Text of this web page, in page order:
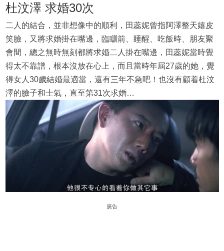
杜汶澤 求婚30次
二人的結合，並非想像中的順利，田蕊妮曾指阿澤整天嬉皮
笑臉，又將求婚掛在嘴邊，臨瞓前、睡醒、吃飯時、朋友聚
會間，總之無時無刻都將求婚二人掛在嘴邊，田蕊妮當時覺
得太不靠譜，根本沒放在心上，而且當時年屆27歲的她，覺
得女人30歲結婚最適當，還有三年不急吧！也沒有顧着杜汶
澤的臉子和士氣，直至第31次求婚…
廣告